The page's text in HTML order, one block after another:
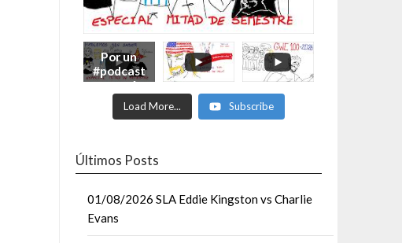
Por un
#podcast
con más
Moonsaul
ts #93:
MITAD
DE AÑO
Load More... Subscribe
Últimos Posts
01/08/2026 SLA Eddie Kingston vs Charlie
Evans